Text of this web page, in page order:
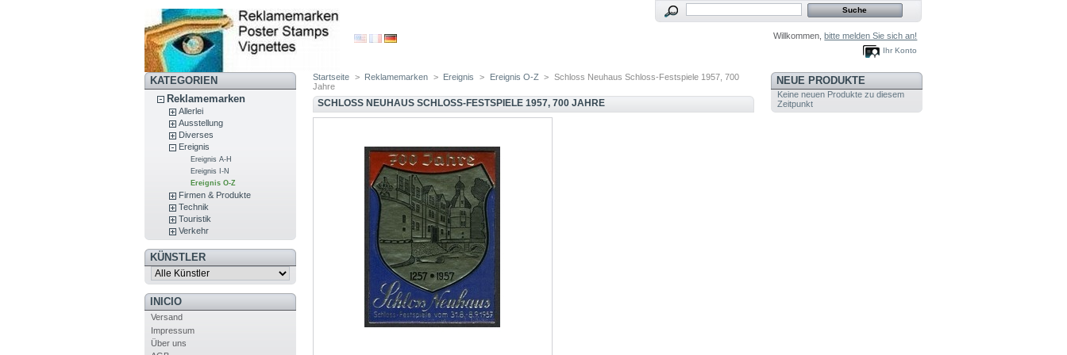
Willkommen,bitte melden Sie sich an!
Ihr Konto
KATEGORIEN
Reklamemarken
Allerlei
Ausstellung
Diverses
Ereignis
Ereignis A-H
Ereignis I-N
Ereignis O-Z
Firmen & Produkte
Technik
Touristik
Verkehr
KÜNSTLER
INICIO
Versand
Impressum
Über uns
Startseite > Reklamemarken > Ereignis > Ereignis O-Z > Schloss Neuhaus Schloss-Festspiele 1957, 700
Jahre
SCHLOSS NEUHAUS SCHLOSS-FESTSPIELE 1957, 700 JAHRE
NEUE PRODUKTE
Keine neuen Produkte zu diesem
Zeitpunkt